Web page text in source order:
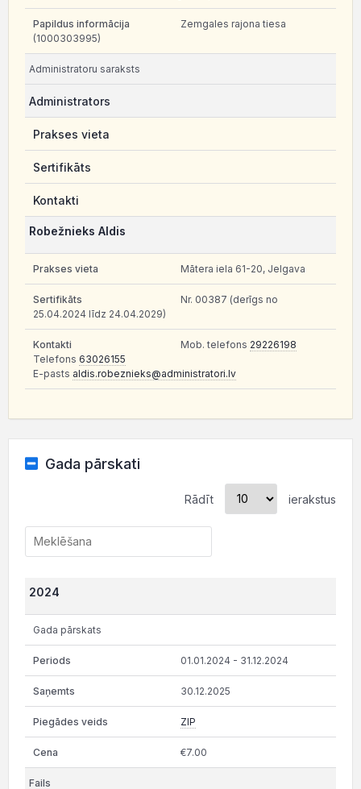
Zemgales rajona tiesa
(1000303995)
Administratoru saraksts
Administrators
Prakses vieta
Sertifikāts
Kontakti
Robežnieks Aldis
Mātera iela 61-20, Jelgava
Nr. 00387 (derīgs no
25.04.2024 līdz 24.04.2029)
Mob. telefons 29226198
Telefons 63026155
E-pasts aldis.robeznieks@administratori.lv
Gada pārskati
Rādīt ierakstus
2024
Gada pārskats
01.01.2024 - 31.12.2024
30.12.2025
ZIP
€7.00